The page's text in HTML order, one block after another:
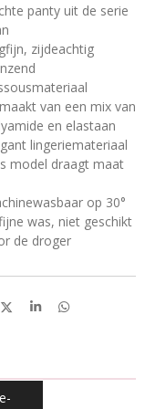
panty uit de serie
zijdeachtig
van een mix van
en elastaan
lingeriemateriaal
model draagt maat
op 30°
was, niet geschikt
de droger
D
S
D